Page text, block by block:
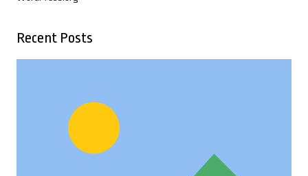
Recent Posts